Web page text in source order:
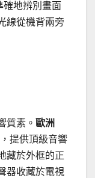
確地辨別畫面
線從機背兩旁
質素。 歐洲
提供頂級音響
藏於外框的正
器收藏於電視